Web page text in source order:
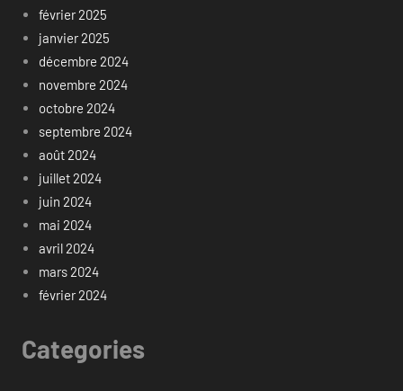
février 2025
janvier 2025
décembre 2024
novembre 2024
octobre 2024
septembre 2024
août 2024
juillet 2024
juin 2024
mai 2024
avril 2024
mars 2024
février 2024
Categories